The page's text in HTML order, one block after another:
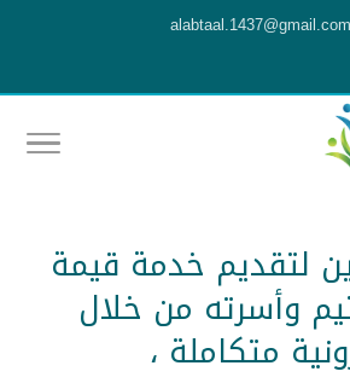
alabtaal.1437@gmail.com
لتقديم خدمة قيمة
وأسرته من خلال
متكاملة ،